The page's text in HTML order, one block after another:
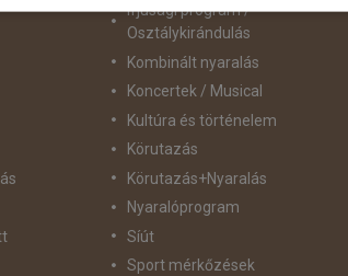
Ifjúsági program /
Osztálykirándulás
Kombinált nyaralás
Koncertek / Musical
Kultúra és történelem
Körutazás
Körutazás+Nyaralás
Nyaralóprogram
Síút
Sport mérkőzések